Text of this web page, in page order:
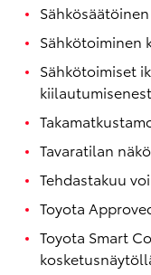
Sähkötoiminen
Sähkötoimiset
Tavaratilan
Tehdastakuu
Toyota
Toyota Smart